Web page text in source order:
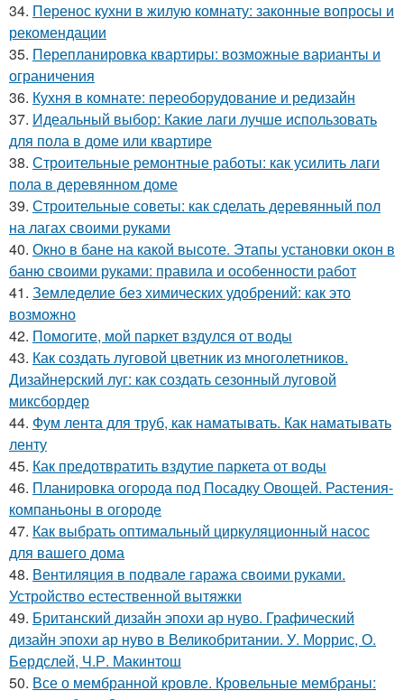
34. Перенос кухни в жилую комнату: законные вопросы и
рекомендации
35. Перепланировка квартиры: возможные варианты и
ограничения
36. Кухня в комнате: переоборудование и редизайн
37. Идеальный выбор: Какие лаги лучше использовать
для пола в доме или квартире
38. Строительные ремонтные работы: как усилить лаги
пола в деревянном доме
39. Строительные советы: как сделать деревянный пол
на лагах своими руками
40. Окно в бане на какой высоте. Этапы установки окон в
баню своими руками: правила и особенности работ
41. Земледелие без химических удобрений: как это
возможно
42. Помогите, мой паркет вздулся от воды
43. Как создать луговой цветник из многолетников.
Дизайнерский луг: как создать сезонный луговой
миксбордер
44. Фум лента для труб, как наматывать. Как наматывать
ленту
45. Как предотвратить вздутие паркета от воды
46. Планировка огорода под Посадку Овощей. Растения-
компаньоны в огороде
47. Как выбрать оптимальный циркуляционный насос
для вашего дома
48. Вентиляция в подвале гаража своими руками.
Устройство естественной вытяжки
49. Британский дизайн эпохи ар нуво. Графический
дизайн эпохи ар нуво в Великобритании. У. Моррис, О.
Бердслей, Ч.Р. Макинтош
50. Все о мембранной кровле. Кровельные мембраны: